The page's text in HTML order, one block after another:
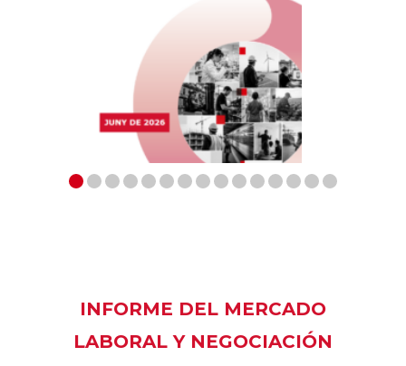
INFORME DEL MERCADO
LABORAL Y NEGOCIACIÓN